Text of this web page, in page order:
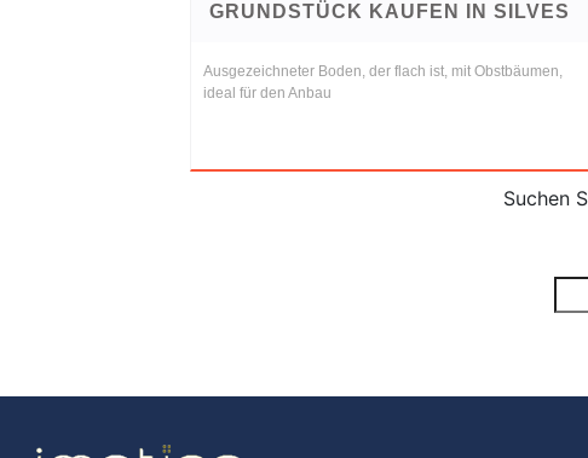
GRUNDSTÜCK KAUFEN IN SILVES
Ausgezeichneter Boden, der flach ist, mit Obstbäumen,
ideal für den Anbau
Suchen